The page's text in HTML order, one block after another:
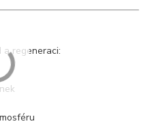
a regeneraci: